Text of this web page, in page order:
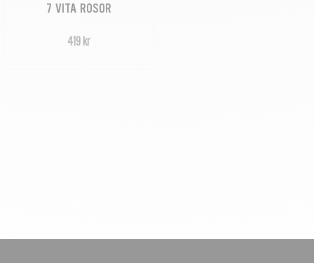
7 VITA ROSOR
419 kr